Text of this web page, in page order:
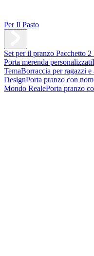
Per Il Pasto
Set per il pranzo Pacchetto 2
Porta merenda personalizzati
TemaBorraccia per ragazzi e
DesignPorta pranzo con
Mondo RealePorta pranzo